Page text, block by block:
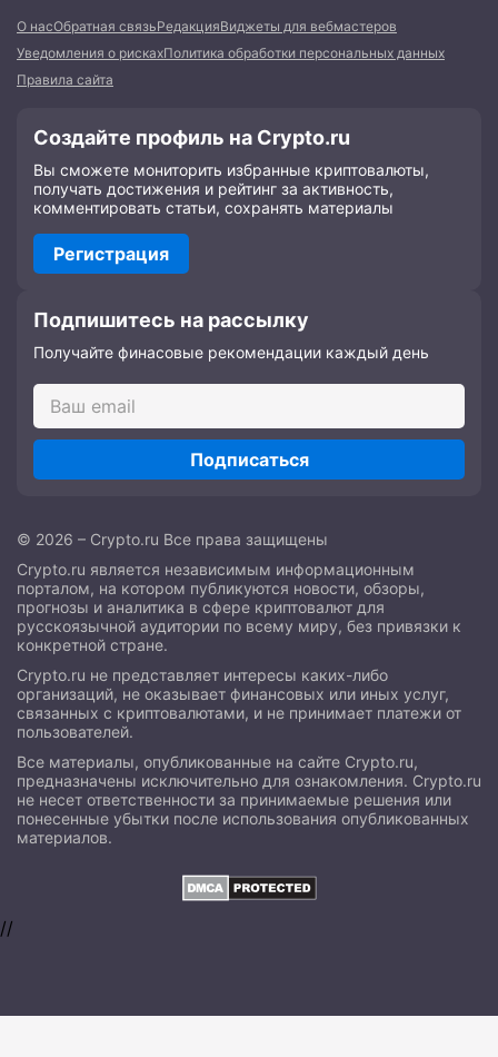
О насОбратная связьРедакцияВиджеты для вебмастеров
Уведомления о рискахПолитика обработки персональных данных
Правила сайта
Создайте профиль на Crypto.ru
Вы сможете мониторить избранные криптовалюты,
получать достижения и рейтинг за активность,
комментировать статьи, сохранять материалы
Регистрация
Подпишитесь на рассылку
Получайте финасовые рекомендации каждый день
Подписаться
© 2026 – Crypto.ru Все права защищены
Crypto.ru является независимым информационным
порталом, на котором публикуются новости, обзоры,
прогнозы и аналитика в сфере криптовалют для
русскоязычной аудитории по всему миру, без привязки к
конкретной стране.
Crypto.ru не представляет интересы каких-либо
организаций, не оказывает финансовых или иных услуг,
связанных с криптовалютами, и не принимает платежи от
пользователей.
Все материалы, опубликованные на сайте Crypto.ru,
предназначены исключительно для ознакомления. Crypto.ru
не несет ответственности за принимаемые решения или
понесенные убытки после использования опубликованных
материалов.
//